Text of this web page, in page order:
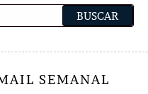
SEMANAL